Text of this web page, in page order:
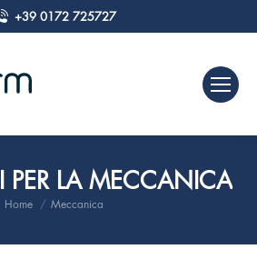
+39 0172 725727
PER LA MECCANICA
Tu sei qui:
Home Meccanica